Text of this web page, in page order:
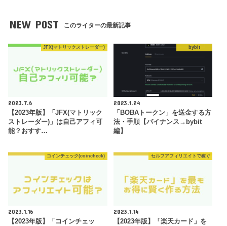
NEW POST このライターの最新記事
JFX(マトリックストレーダー)
2023.7.6
【2023年版】「JFX(マトリック
ストレーダー)」は自己アフィ可
能？おすす…
bybit
2023.1.24
「BOBAトークン」を送金する方
法・手順【バイナンス→bybit
編】
コインチェック(coincheck)
2023.1.16
【2023年版】「コインチェッ
セルフアフィリエイトで稼ぐ
2023.1.14
【2023年版】「楽天カード」を